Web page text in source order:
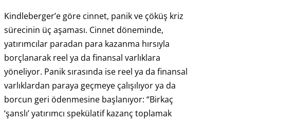
Kindleberger’e göre cinnet, panik ve çöküş kriz
sürecinin üç aşaması. Cinnet döneminde,
yatırımcılar paradan para kazanma hırsıyla
borçlanarak reel ya da finansal varlıklara
yöneliyor. Panik sırasında ise reel ya da finansal
varlıklardan paraya geçmeye çalışılıyor ya da
borcun geri ödenmesine başlanıyor: “Birkaç
‘şanslı’ yatırımcı spekülatif kazanç toplamak